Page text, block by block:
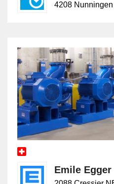
4208 Nunningen
Emile Egger